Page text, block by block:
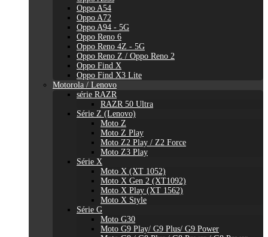
Oppo A54
Oppo A72
Oppo A94 - 5G
Oppo Reno 6
Oppo Reno 4Z - 5G
Oppo Reno Z / Oppo Reno 2
Oppo Find X
Oppo Find X3 Lite
Motorola / Lenovo
série RAZR
RAZR 50 Ultra
Série Z (Lenovo)
Moto Z
Moto Z Play
Moto Z2 Play / Z2 Force
Moto Z3 Play
Série X
Moto X (XT 1052)
Moto X Gen 2 (XT1092)
Moto X Play (XT 1562)
Moto X Style
Série G
Moto G30
Moto G9 Play/ G9 Plus/ G9 Power